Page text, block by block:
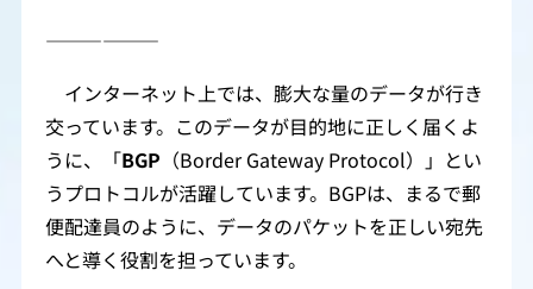
――――――
インターネット上では、膨大な量のデータが行き
交っています。このデータが目的地に正しく届くよ
うに、「BGP （Border Gateway Protocol）」とい
うプロトコルが活躍しています。BGPは、まるで郵
便配達員のように、データのパケットを正しい宛先
へと導く役割を担っています。